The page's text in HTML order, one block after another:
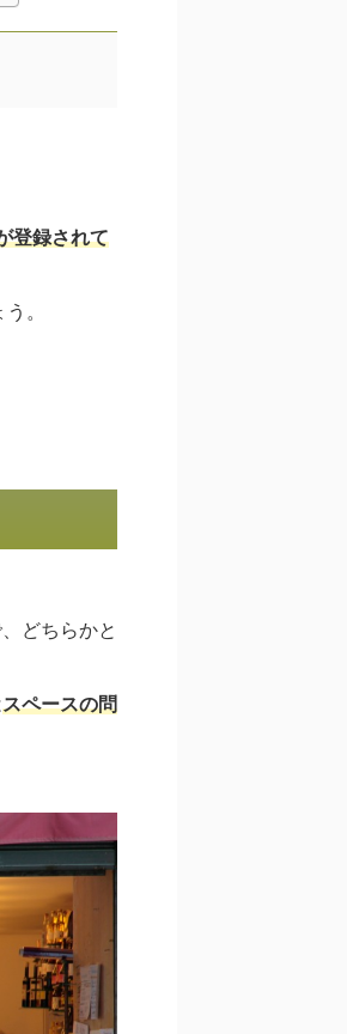
登録されて
。
どちらかと
スペースの問